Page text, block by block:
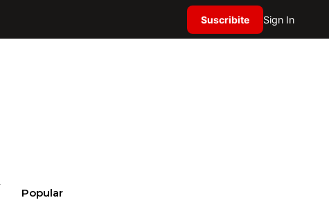
Suscribite Sign In
Popular